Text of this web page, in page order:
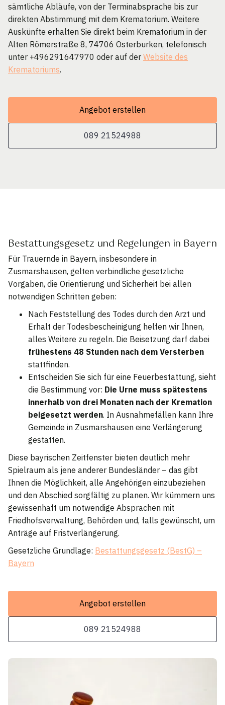
sämtliche Abläufe, von der Terminabsprache bis zur
direkten Abstimmung mit dem Krematorium. Weitere
Auskünfte erhalten Sie direkt beim Krematorium in der
Alten Römerstraße 8, 74706 Osterburken, telefonisch
unter +496291647970 oder auf der Website des
Krematoriums.
Angebot erstellen
089 21524988
Bestattungsgesetz und Regelungen in Bayern
Für Trauernde in Bayern, insbesondere in
Zusmarshausen, gelten verbindliche gesetzliche
Vorgaben, die Orientierung und Sicherheit bei allen
notwendigen Schritten geben:
Nach Feststellung des Todes durch den Arzt und
Erhalt der Todesbescheinigung helfen wir Ihnen,
alles Weitere zu regeln. Die Beisetzung darf dabei
frühestens 48 Stunden nach dem Versterben
stattfinden.
Entscheiden Sie sich für eine Feuerbestattung, sieht
die Bestimmung vor: Die Urne muss spätestens
innerhalb von drei Monaten nach der Kremation
beigesetzt werden. In Ausnahmefällen kann Ihre
Gemeinde in Zusmarshausen eine Verlängerung
gestatten.
Diese bayrischen Zeitfenster bieten deutlich mehr
Spielraum als jene anderer Bundesländer – das gibt
Ihnen die Möglichkeit, alle Angehörigen einzubeziehen
und den Abschied sorgfältig zu planen. Wir kümmern uns
gewissenhaft um notwendige Absprachen mit
Friedhofsverwaltung, Behörden und, falls gewünscht, um
Anträge auf Fristverlängerung.
Gesetzliche Grundlage: Bestattungsgesetz (BestG) –
Bayern
Angebot erstellen
089 21524988